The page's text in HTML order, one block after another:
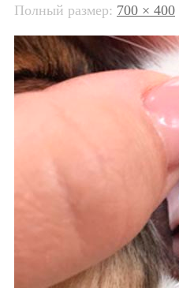
Полный размер: 700 × 400